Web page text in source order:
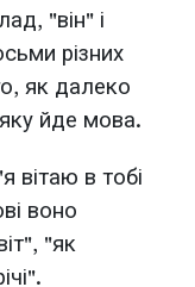
"він" і
різних
як далеко
йде мова.
вітаю в тобі
воно
"як